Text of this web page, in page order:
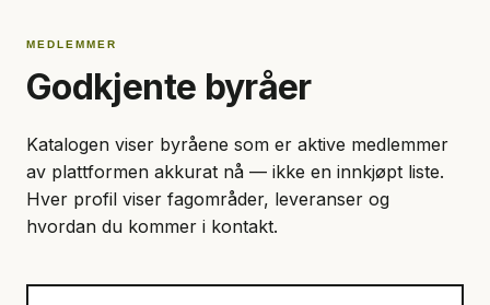
MEDLEMMER
Godkjente byråer
Katalogen viser byråene som er aktive medlemmer
av plattformen akkurat nå — ikke en innkjøpt liste.
Hver profil viser fagområder, leveranser og
hvordan du kommer i kontakt.